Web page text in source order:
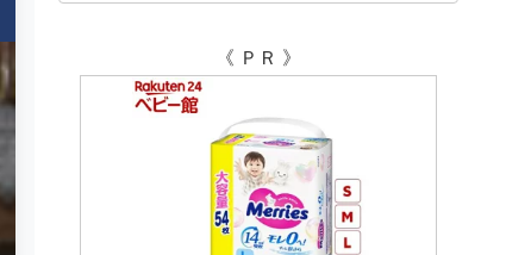
《 ＰＲ 》